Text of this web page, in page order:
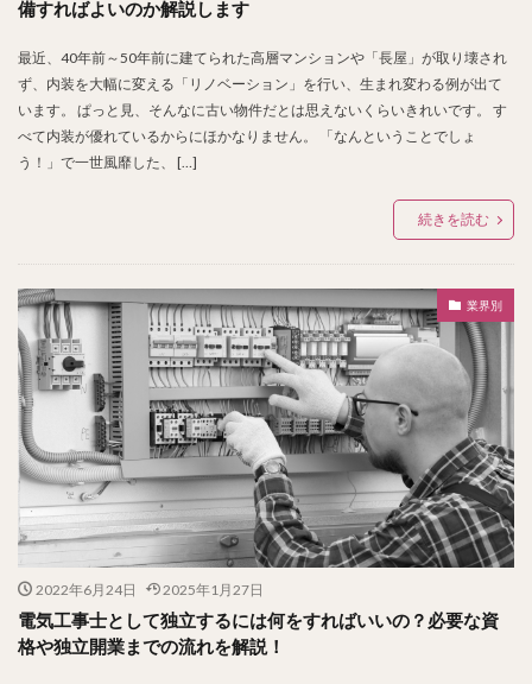
備すればよいのか解説します
最近、40年前～50年前に建てられた高層マンションや「長屋」が取り壊され
ず、内装を大幅に変える「リノベーション」を行い、生まれ変わる例が出て
います。 ぱっと見、そんなに古い物件だとは思えないくらいきれいです。 す
べて内装が優れているからにほかなりません。 「なんということでしょ
う！」で一世風靡した、 […]
続きを読む
業界別
2022年6月24日 2025年1月27日
電気工事士として独立するには何をすればいいの？必要な資
格や独立開業までの流れを解説！